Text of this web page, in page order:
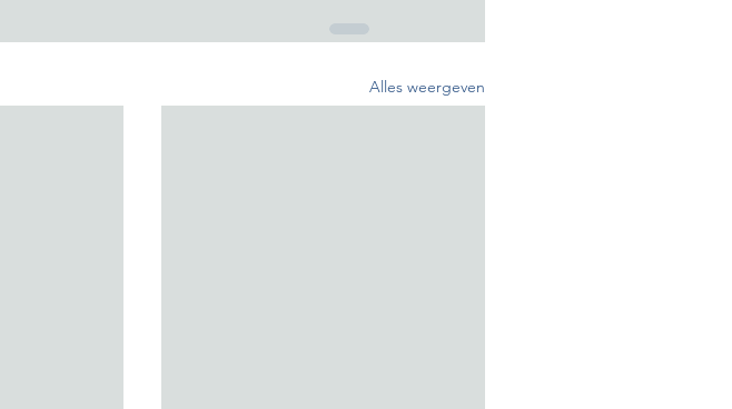
Alles weergeven